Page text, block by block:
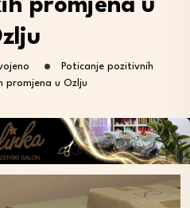
promjena u
Poticanje pozitivnih
promjena u Ozlju